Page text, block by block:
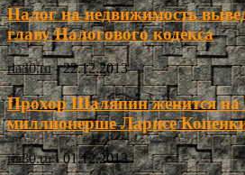
Налог на недвижимость
главу Налогового кодекса
ria30.ru - 22.12.2013
Прохор Шаляпин женится на
миллионерше Ларисе
ria30.ru - 01.12.2013